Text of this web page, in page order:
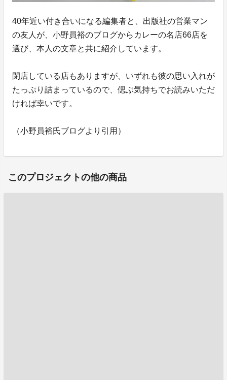
40年近い付き合いになる編集者と、出版社の営業マン
の友人が、小野員裕のブログからカレーの名店66店を
選び、本人の文章と共に紹介しています。
閉店している店もありますが、いずれも彼の思い入れが
たっぷり詰まっているので、偲ぶ気持ちでお読みいただ
ければ幸いです。
（小野員裕氏ブログより引用）
このプロジェクトの他の商品